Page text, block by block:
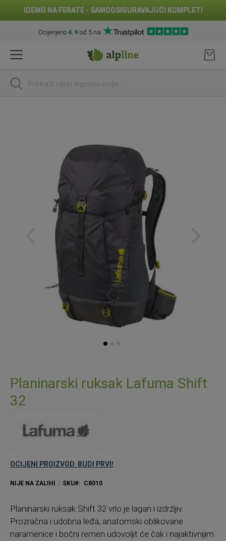
IDEMO NA FERATE - SAMOOSIGURAVAJUĆI KOMPLETI
Ocijenjeno 4.9 od 5 na
na
traži
to
the
beginning
images
Planinarski ruksak Lafuma Shift
32
OCIJENI PROIZVOD. BUDI PRVI!
NIJE NA ZALIHI SKU C8010
Planinarski ruksak Shift 32 vrlo je lagan i izdržljiv.
Prozračna i udobna leđa, anatomski oblikovane
naramenice i bočni remen udovoljit će čak i najaktivnijim